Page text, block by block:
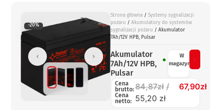
-20%
Strona główna / Systemy sygnalizacji
pożaru / Akumulatory do systemów
sygnalizacji pożaru / Akumulator
7Ah/12V HPB, Pulsar
Akumulator
7Ah/12V HPB,
Pulsar
W
magazynie
Cena
brutto:84,87zł 67,90zł
Cena
netto: 55,20 zł